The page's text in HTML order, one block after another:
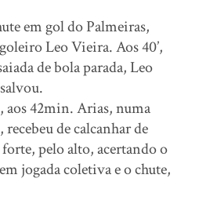
em gol do Palmeiras,
Leo Vieira. Aos 40’,
de bola parada, Leo
aos 42min. Arias, numa
recebeu de calcanhar de
pelo alto, acertando o
jogada coletiva e o chute,